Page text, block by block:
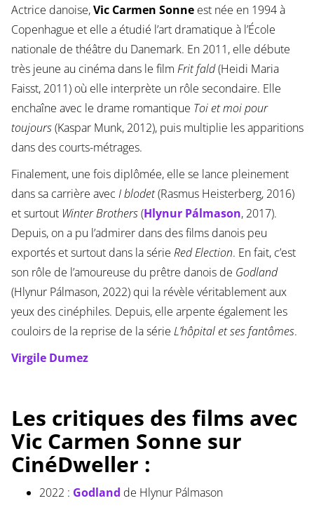
Actrice danoise,Vic Carmen Sonneest née en 1994 à
Copenhague et elle a étudié l’art dramatique à l’École
nationale de théâtre du Danemark. En 2011, elle débute
très jeune au cinéma dans le film Frit fald(Heidi Maria
Faisst, 2011) où elle interprète un rôle secondaire. Elle
enchaîne avec le drame romantique Toi et moi pour
toujours(Kaspar Munk, 2012), puis multiplie les apparitions
dans des courts-métrages.
Finalement, une fois diplômée, elle se lance pleinement
dans sa carrière avec I blodet(Rasmus Heisterberg, 2016)
et surtout Winter Brothers(Hlynur Pálmason, 2017).
Depuis, on a pu l’admirer dans des films danois peu
exportés et surtout dans la série Red Election. En fait, c’est
son rôle de l’amoureuse du prêtre danois de Godland
(Hlynur Pálmason, 2022) qui la révèle véritablement aux
yeux des cinéphiles. Depuis, elle arpente également les
couloirs de la reprise de la série L’hôpital et ses fantômes.
Virgile Dumez
Les critiques des films avec
Vic Carmen Sonne sur
CinéDweller :
2022 : Godland de Hlynur Pálmason